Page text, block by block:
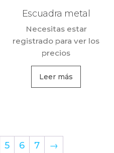
Escuadra metal
Necesitas estar
registrado para ver los
precios
Leer más
5 6 7 →